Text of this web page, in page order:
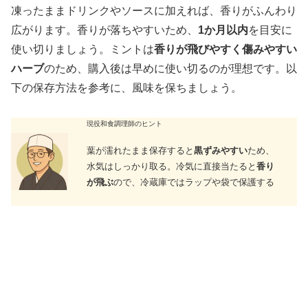
凍ったままドリンクやソースに加えれば、香りがふんわり
広がります。香りが落ちやすいため、 1か月以内を目安に
使い切りましょう。ミントは香りが飛びやすく傷みやすい
ハーブのため、購入後は早めに使い切るのが理想です。以
下の保存方法を参考に、風味を保ちましょう。
現役和食調理師のヒント
葉が濡れたまま保存すると 黒ずみやすいため、
水気はしっかり取る。冷気に直接当たると 香り
が飛ぶので、冷蔵庫ではラップや袋で保護する